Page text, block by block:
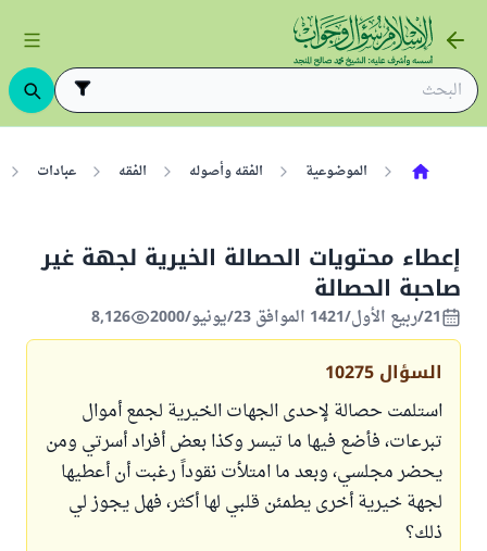
الموضوعية الفقه وأصوله الفقه عبادات
إعطاء محتويات الحصالة الخيرية لجهة غير
صاحبة الحصالة
21/ربيع الأول/1421 الموافق 23/يونيو/2000 8,126
السؤال 10275
استلمت حصالة لإحدى الجهات الخيرية لجمع أموال
تبرعات، فأضع فيها ما تيسر وكذا بعض أفراد أسرتي ومن
يحضر مجلسي، وبعد ما امتلأت نقوداً رغبت أن أعطيها
لجهة خيرية أخرى يطمئن قلبي لها أكثر، فهل يجوز لي
ذلك؟